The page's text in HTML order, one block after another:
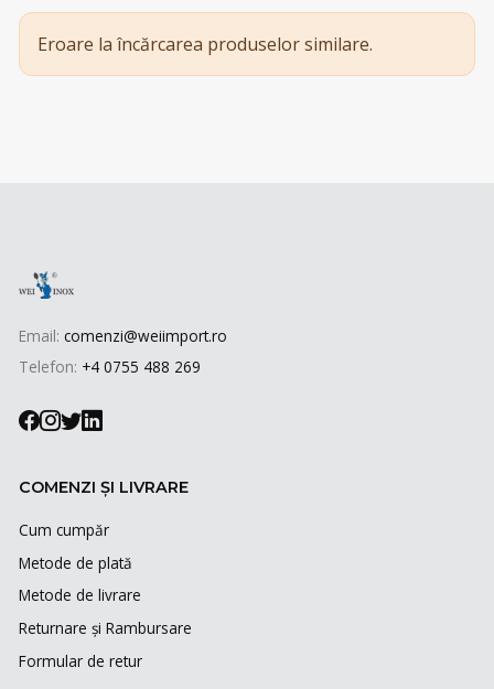
Eroare la încărcarea produselor similare.
Email: comenzi@weiimport.ro
Telefon: +4 0755 488 269
COMENZI ȘI LIVRARE
Cum cumpăr
Metode de plată
Metode de livrare
Returnare și Rambursare
Formular de retur